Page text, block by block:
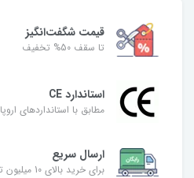
قیمت شگفت‌انگیز
تا سقف 50% تخفیف
استاندارد CE
مطابق با استانداردهای اروپا
ارسال سریع
برای خرید بالای 10 میلیون تومان